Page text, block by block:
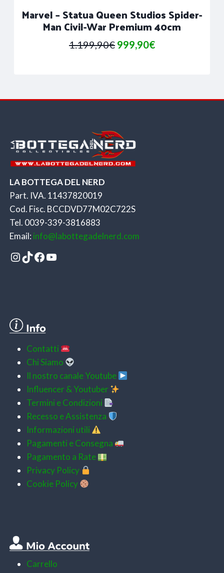
Marvel – Statua Queen Studios Spider-
Man Civil-War Premium 40cm
1.199,90€ Il
999,90€Il
LA BOTTEGA DEL NERD
Part. IVA. 11437820019
Cod. Fisc. BCCDVD77M02C722S
Tel. 0039-339-3816883
Email: info@labottegadelnerd.com
Instagram
TikTok
Facebook
YouTube
Contatti
Chi Siamo
Il nostro canale Youtube
Influencer & Youtuber
Termini e Condizioni
Recesso e Assistenza
Informazioni utili
Pagamenti eConsegna
Pagamento a Rate
Privacy Policy
Cookie Policy
Carrello